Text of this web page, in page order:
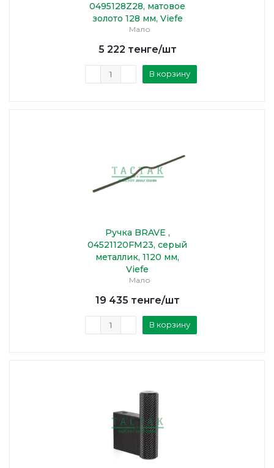
0495128Z28, матовое
золото 128 мм, Viefe
Мало
5 222 тенге/шт
В корзину
Ручка BRAVE ,
04521120FM23, серый
металлик, 1120 мм,
Viefe
Мало
19 435 тенге/шт
В корзину